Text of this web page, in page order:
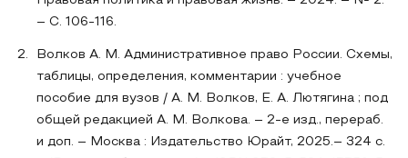
– С. 106-116.
Волков А. М. Административное право России. Схемы,
таблицы, определения, комментарии : учебное
пособие для вузов / А. М. Волков, Е. А. Лютягина ; под
общей редакцией А. М. Волкова. – 2-е изд., перераб.
и доп. – Москва : Издательство Юрайт, 2025.– 324 с.